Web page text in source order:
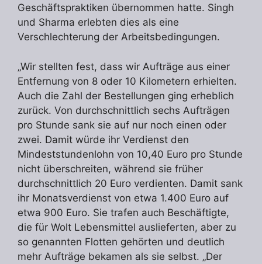
Geschäftspraktiken übernommen hatte. Singh
und Sharma erlebten dies als eine
Verschlechterung der Arbeitsbedingungen.
„Wir stellten fest, dass wir Aufträge aus einer
Entfernung von 8 oder 10 Kilometern erhielten.
Auch die Zahl der Bestellungen ging erheblich
zurück. Von durchschnittlich sechs Aufträgen
pro Stunde sank sie auf nur noch einen oder
zwei. Damit würde ihr Verdienst den
Mindeststundenlohn von 10,40 Euro pro Stunde
nicht überschreiten, während sie früher
durchschnittlich 20 Euro verdienten. Damit sank
ihr Monatsverdienst von etwa 1.400 Euro auf
etwa 900 Euro. Sie trafen auch Beschäftigte,
die für Wolt Lebensmittel auslieferten, aber zu
so genannten Flotten gehörten und deutlich
mehr Aufträge bekamen als sie selbst. „Der